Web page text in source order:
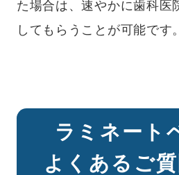
た場合は、速やかに歯科医
してもらうことが可能です。
ラミネート
よくあるご